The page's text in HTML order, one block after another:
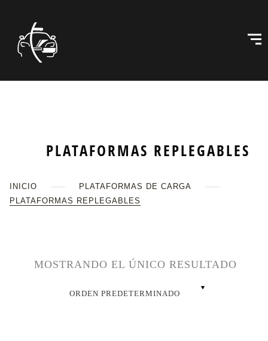
INICIO
PLATAFORMAS DE CARGA
PLATAFORMAS REPLEGABLES
PLATAFORMAS REPLEGABLES
MOSTRANDO EL ÚNICO RESULTADO